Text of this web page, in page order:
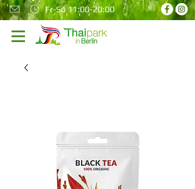
Fr-So 11:00-20:00